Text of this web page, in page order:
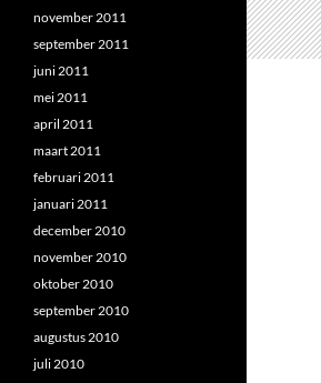
november 2011
september 2011
juni 2011
mei 2011
april 2011
maart 2011
februari 2011
januari 2011
december 2010
november 2010
oktober 2010
september 2010
augustus 2010
juli 2010